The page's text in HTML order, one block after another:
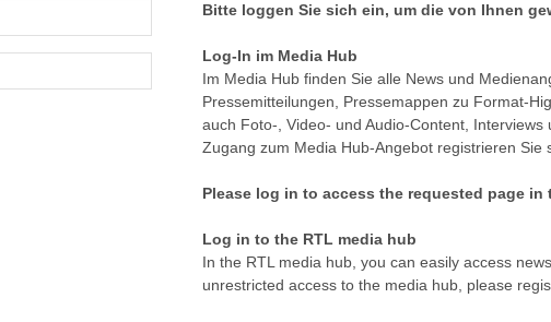
Bitte loggen Sie sich ein, um die von Ihnen
Log-In im Media Hub
Im Media Hub finden Sie alle News und
Pressemitteilungen, Pressemappen zu Format-
auch Foto-, Video- und Audio-Content,
Zugang zum Media Hub-Angebot registrieren Sie
Please log in to access the requested page in
Log in to the RTL media hub
In the RTL media hub, you can easily access
unrestricted access to the media hub, please